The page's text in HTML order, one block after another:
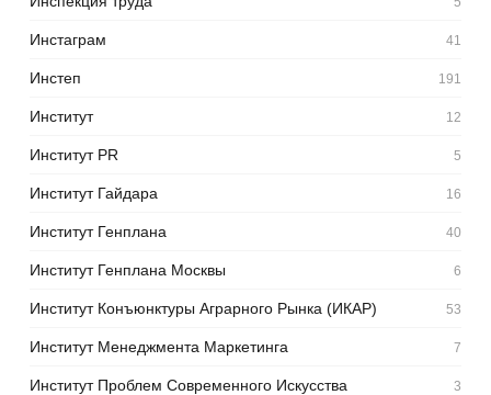
Инстаграм 41
Инстеп 191
Институт 12
Институт PR 5
Институт Гайдара 16
Институт Генплана 40
Институт Генплана Москвы 6
Институт Конъюнктуры Аграрного Рынка (ИКАР) 53
Институт Менеджмента Маркетинга 7
Институт Проблем Современного Искусства 3